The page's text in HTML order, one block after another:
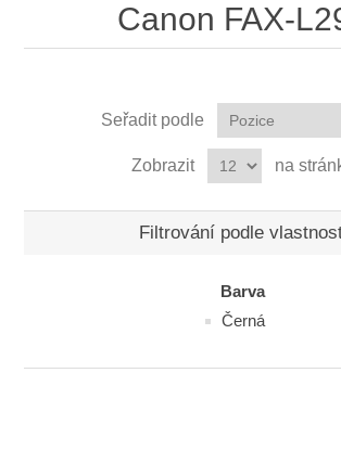
Canon FAX-
Seřadit podle
Zobrazit na
Filtrování podle
Barva
Černá